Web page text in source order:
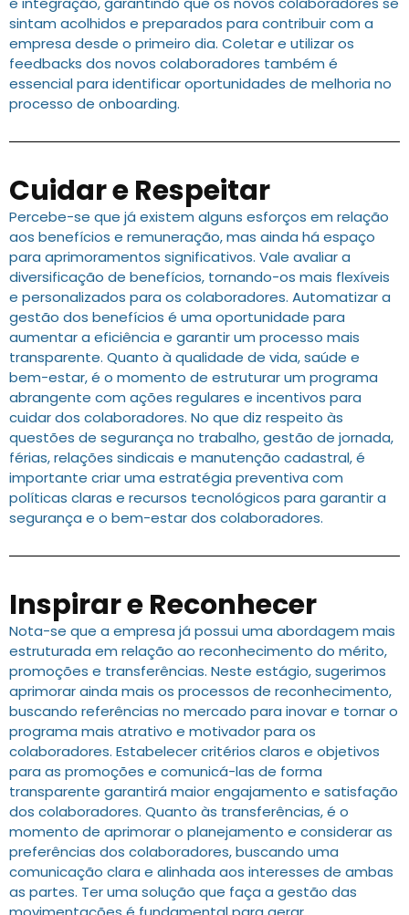
sintam acolhidos e preparados para contribuir com a
empresa desde o primeiro dia. Coletar e utilizar os
feedbacks dos novos colaboradores também é
essencial para identificar oportunidades de melhoria no
processo de onboarding.
Cuidar e Respeitar
Percebe-se que já existem alguns esforços em relação
aos benefícios e remuneração, mas ainda há espaço
para aprimoramentos significativos. Vale avaliar a
diversificação de benefícios, tornando-os mais flexíveis
e personalizados para os colaboradores. Automatizar a
gestão dos benefícios é uma oportunidade para
aumentar a eficiência e garantir um processo mais
transparente. Quanto à qualidade de vida, saúde e
bem-estar, é o momento de estruturar um programa
abrangente com ações regulares e incentivos para
cuidar dos colaboradores. No que diz respeito às
questões de segurança no trabalho, gestão de jornada,
férias, relações sindicais e manutenção cadastral, é
importante criar uma estratégia preventiva com
políticas claras e recursos tecnológicos para garantir a
segurança e o bem-estar dos colaboradores.
Inspirar e Reconhecer
Nota-se que a empresa já possui uma abordagem mais
estruturada em relação ao reconhecimento do mérito,
promoções e transferências. Neste estágio, sugerimos
aprimorar ainda mais os processos de reconhecimento,
buscando referências no mercado para inovar e tornar o
programa mais atrativo e motivador para os
colaboradores. Estabelecer critérios claros e objetivos
para as promoções e comunicá-las de forma
transparente garantirá maior engajamento e satisfação
dos colaboradores. Quanto às transferências, é o
momento de aprimorar o planejamento e considerar as
preferências dos colaboradores, buscando uma
comunicação clara e alinhada aos interesses de ambas
as partes. Ter uma solução que faça a gestão das